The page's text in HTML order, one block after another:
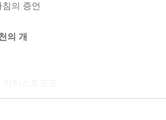
의 증언
의 개